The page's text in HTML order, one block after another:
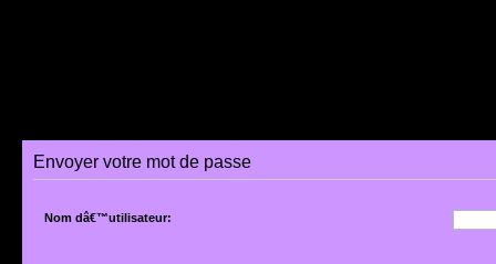
Envoyer votre mot de passe
Nom dâ€™utilisateur: